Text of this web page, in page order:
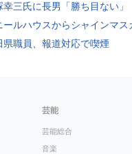
幸三氏に長男「勝ち目ない」
ウスからシャインマスカット約200房を盗んだ疑い ネットで販売か 無職の男（
県職員、報道対応で喫煙
芸能
芸能総合
音楽